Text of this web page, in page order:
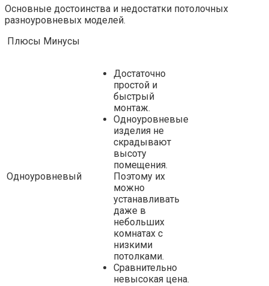
Основные достоинства и недостатки потолочных
разноуровневых моделей.
Плюсы Минусы
Одноуровневый
Достаточно
простой и
быстрый
монтаж.
Одноуровневые
изделия не
скрадывают
высоту
помещения.
Поэтому их
можно
устанавливать
даже в
небольших
комнатах с
низкими
потолками.
Сравнительно
невысокая цена.